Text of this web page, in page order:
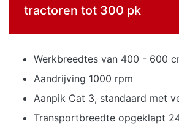
tractoren tot 300 pk
Werkbreedtes van 400 - 600
Aandrijving 1000 rpm
Aanpik Cat 3, standaard met
Transportbreedte opgeklapt